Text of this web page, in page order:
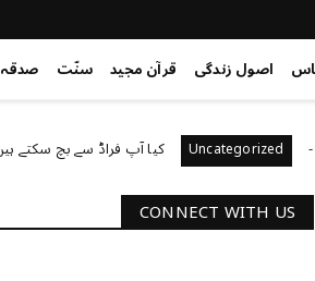
اصول زندگی قرآن مجید سنّت صدقہ
کیا آپ فراڈ سے بچ سکتے ہیں؟
CONNECT WITH US